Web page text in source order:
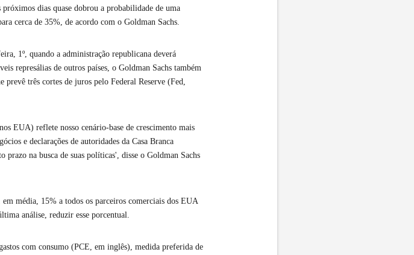
dias quase dobrou a probabilidade de uma
cerca de 35%, de acordo com o Goldman Sachs.
1º, quando a administração republicana deverá
represálias de outros países, o Goldman Sachs também
três cortes de juros pelo Federal Reserve (Fed,
EUA) reflete nosso cenário-base de crescimento mais
e declarações de autoridades da Casa Branca
na busca de suas políticas', disse o Goldman Sachs
média, 15% a todos os parceiros comerciais dos EUA
análise, reduzir esse porcentual.
com consumo (PCE, em inglês), medida preferida de